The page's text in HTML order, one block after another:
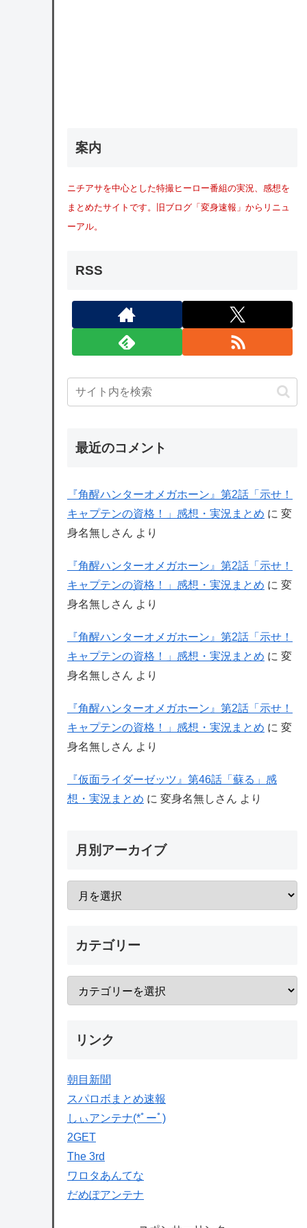
案内
ニチアサを中心とした特撮ヒーロー番組の実況、感想を
まとめたサイトです。旧ブログ「変身速報」からリニュ
ーアル。
RSS
最近のコメント
『角醒ハンターオメガホーン』第2話「示せ！
キャプテンの資格！」感想・実況まとめ に 変
身名無しさん より
『角醒ハンターオメガホーン』第2話「示せ！
キャプテンの資格！」感想・実況まとめ に 変
身名無しさん より
『角醒ハンターオメガホーン』第2話「示せ！
キャプテンの資格！」感想・実況まとめ に 変
身名無しさん より
『角醒ハンターオメガホーン』第2話「示せ！
キャプテンの資格！」感想・実況まとめ に 変
身名無しさん より
『仮面ライダーゼッツ』第46話「蘇る」感
想・実況まとめ に 変身名無しさん より
月別アーカイブ
カテゴリー
リンク
朝目新聞
スパロボまとめ速報
しぃアンテナ(*ﾟーﾟ)
2GET
The 3rd
ワロタあんてな
だめぽアンテナ